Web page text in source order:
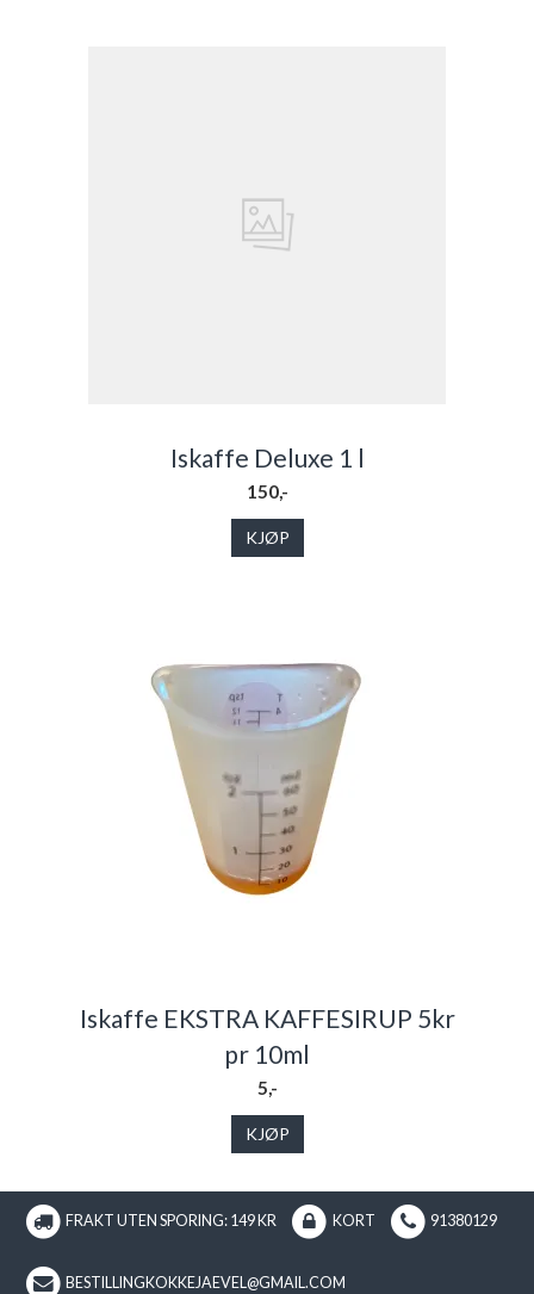
Iskaffe Deluxe 1 l
150,-
KJØP
Iskaffe EKSTRA KAFFESIRUP 5kr
pr 10ml
5,-
KJØP
FRAKT UTEN SPORING: 149 KR KORT 91380129
BESTILLINGKOKKEJAEVEL@GMAIL.COM